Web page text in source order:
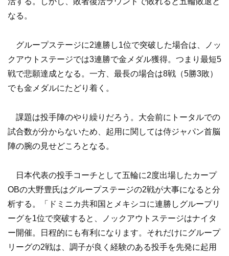
なる。
グループステージに2連勝し1位で突破した場合は、ノッ
クアウトステージでは3連勝で金メダル獲得。つまり最短5
戦で悲願達成となる。一方、最長の場合は8戦（5勝3敗）
でも金メダルにたどり着く。
課題は投手陣のやり繰りだろう。大会前にトータルでの
試合数が分からないため、起用に関しては侍ジャパン首脳
陣の腕の見せどころとなる。
日本代表の投手コーチとして五輪に2度出場したカープ
OBの大野豊氏はグループステージの2戦が大事になると分
析する。「ドミニカ共和国とメキシコに連勝しグループリ
ーグを1位で突破すると、ノックアウトステージはナイタ
ー開催。日程的にも有利になります。それだけにグループ
リーグの2戦は、調子が良く経験のある投手を先発に起用